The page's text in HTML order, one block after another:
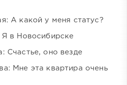
А какой у меня статус?
Я в Новосибирске
Счастье, оно везде
Мне эта квартира очень